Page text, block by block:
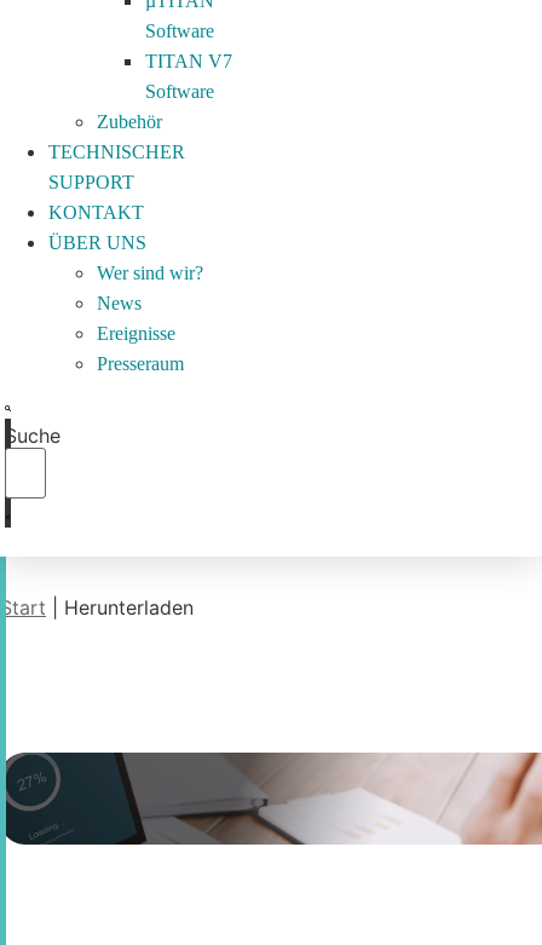
Software
TITAN V7
Software
Zubehör
TECHNISCHER
SUPPORT
KONTAKT
ÜBER UNS
Wer sind wir?
News
Ereignisse
Presseraum
Suche
Start | Herunterladen